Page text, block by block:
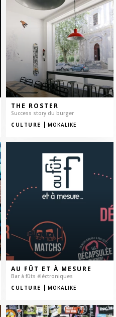
THE ROSTER
Success story du burger
CULTURE | MOKALIKE
AU FÛT ET À MESURE
Bar à fûts éléctroniques
CULTURE | MOKALIKE